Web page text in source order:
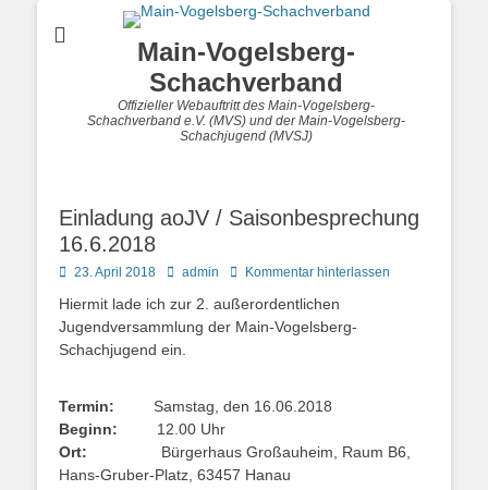
Main-Vogelsberg-
Schachverband
Offizieller Webauftritt des Main-Vogelsberg-
Schachverband e.V. (MVS) und der Main-Vogelsberg-
Schachjugend (MVSJ)
Einladung aoJV / Saisonbesprechung
16.6.2018
Posted
23. April 2018 Autoradmin Kommentar hinterlassen
Hiermit lade ich zur 2. außerordentlichen
Jugendversammlung der Main-Vogelsberg-
Schachjugend ein.
Termin:
Samstag, den 16.06.2018
Beginn:
12.00 Uhr
Ort:
Bürgerhaus Großauheim, Raum B6,
Hans-Gruber-Platz, 63457 Hanau